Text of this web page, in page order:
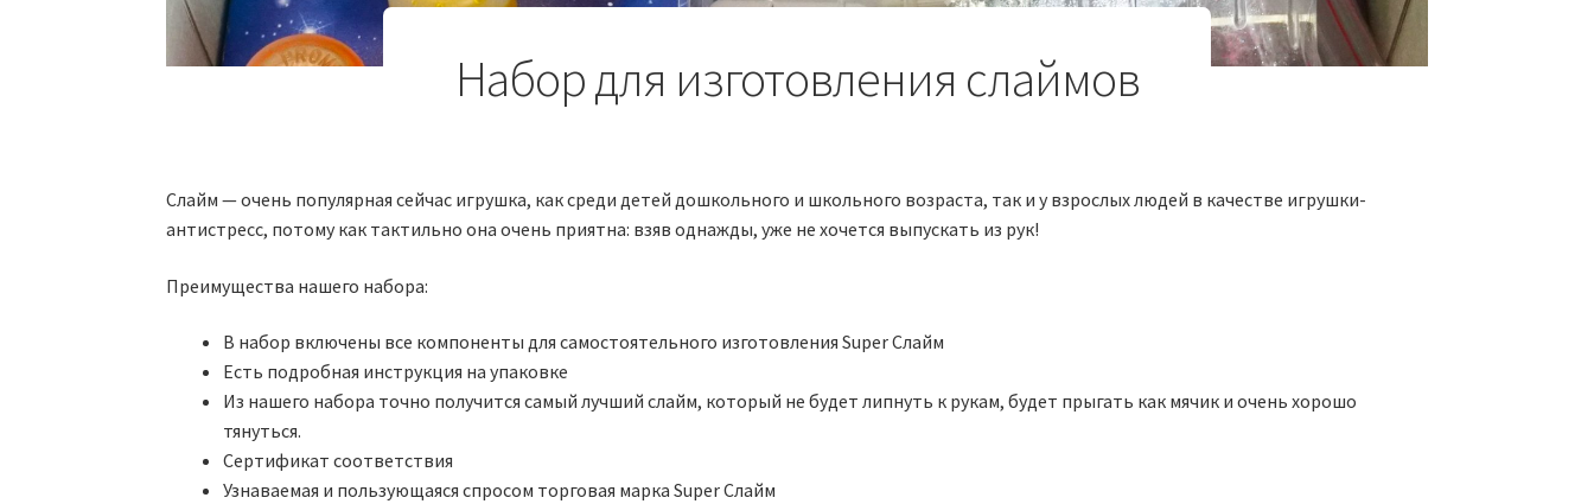
Набор для изготовления слаймов
Слайм — очень популярная сейчас игрушка, как среди детей дошкольного и школьного возраста, так и у взрослых людей в качестве игрушки-
антистресс, потому как тактильно она очень приятна: взяв однажды, уже не хочется выпускать из рук!
Преимущества нашего набора:
В набор включены все компоненты для самостоятельного изготовления Super Слайм
Есть подробная инструкция на упаковке
Из нашего набора точно получится самый лучший слайм, который не будет липнуть к рукам, будет прыгать как мячик и очень хорошо
тянуться.
Сертификат соответствия
Узнаваемая и пользующаяся спросом торговая марка Super Слайм